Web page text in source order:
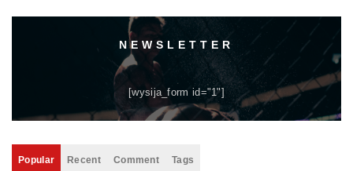
NEWSLETTER
[wysija_form id="1"]
Popular Recent Comment Tags